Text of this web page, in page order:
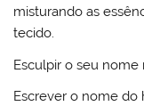
misturando as
tecido.
Esculpir o seu nome
Escrever o nome